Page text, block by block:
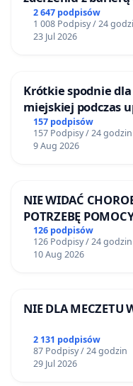
2 647 podpisów
1 008 Podpisy / 24
23 Jul 2026
Krótkie spodnie
miejskiej podczas
157 podpisów
157 Podpisy / 24 godzin
9 Aug 2026
NIE WIDAĆ
POTRZEBĘ
Airport o
DISABILITIES
UKRYTE
126 podpisów
126 Podpisy / 24 godzin
10 Aug 2026
NIE DLA MECZETU
2 131 podpisów
87 Podpisy / 24 godzin
29 Jul 2026